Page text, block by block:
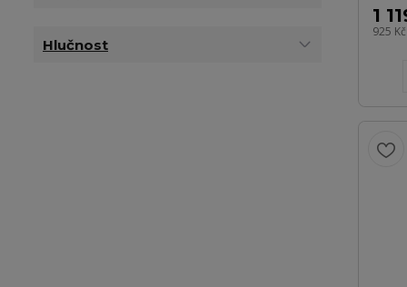
1
925 Kč
Hlučnost